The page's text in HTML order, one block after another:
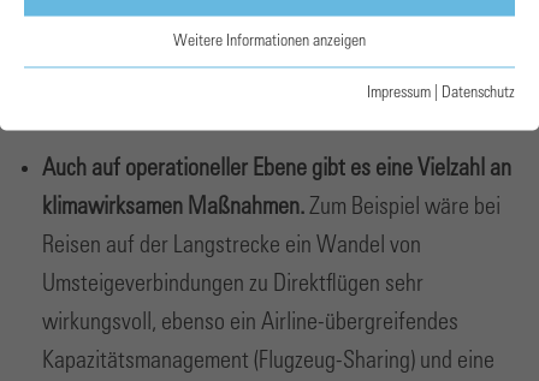
Dekaden gesetzt wurden. Hier sind Anpassungen
notwendig, um die technischen Potenziale ausschöpfen
Auch auf operationeller Ebene gibt es eine Vielzahl an
klimawirksamen Maßnahmen. Zum Beispiel wäre bei
Reisen auf der Langstrecke ein Wandel von
Umsteigeverbindungen zu Direktflügen sehr
wirkungsvoll, ebenso ein Airline-übergreifendes
Kapazitätsmanagement (Flugzeug-Sharing) und eine
Weitere Informationen anzeigen
Impressum Datenschutz